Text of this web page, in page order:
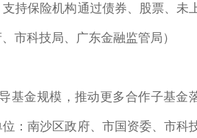
持保险机构通过债券、股票、未
市科技局、广东金融监管局）
金规模，推动更多合作子基金
：南沙区政府、市国资委、市科